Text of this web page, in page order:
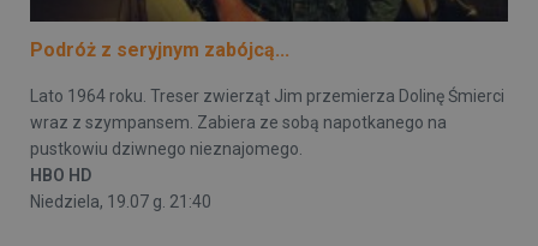
Podróż z seryjnym zabójcą...
Lato 1964 roku. Treser zwierząt Jim przemierza Dolinę Śmierci
wraz z szympansem. Zabiera ze sobą napotkanego na
pustkowiu dziwnego nieznajomego.
HBO HD
Niedziela, 19.07 g. 21:40